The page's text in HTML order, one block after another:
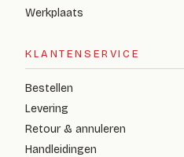
Werkplaats
KLANTENSERVICE
Bestellen
Levering
Retour & annuleren
Handleidingen